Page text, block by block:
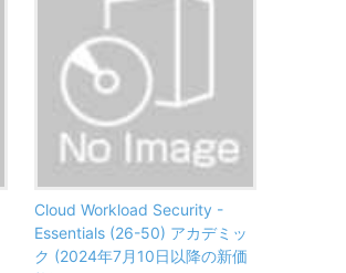
Cloud Workload Security -
Essentials (26-50) アカデミッ
ク (2024年7月10日以降の新価